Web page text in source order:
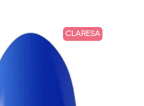
CLARESA